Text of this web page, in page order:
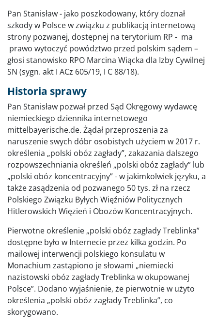
Pan Stanisław - jako poszkodowany, który doznał
szkody w Polsce w związku z publikacją internetową
strony pozwanej, dostępnej na terytorium RP - ma
prawo wytoczyć powództwo przed polskim sądem –
głosi stanowisko RPO Marcina Wiącka dla Izby Cywilnej
SN (sygn. akt I ACz 605/19, I C 88/18).
Historia sprawy
Pan Stanisław pozwał przed Sąd Okręgowy wydawcę
niemieckiego dziennika internetowego
mittelbayerische.de. Żądał przeproszenia za
naruszenie swych dóbr osobistych użyciem w 2017 r.
określenia „polski obóz zagłady”, zakazania dalszego
rozpowszechniania określeń „polski obóz zagłady” lub
„polski obóz koncentracyjny” - w jakimkolwiek języku, a
także zasądzenia od pozwanego 50 tys. zł na rzecz
Polskiego Związku Byłych Więźniów Politycznych
Hitlerowskich Więzień i Obozów Koncentracyjnych.
Pierwotne określenie „polski obóz zagłady Treblinka”
dostępne było w Internecie przez kilka godzin. Po
mailowej interwencji polskiego konsulatu w
Monachium zastąpiono je słowami „niemiecki
nazistowski obóz zagłady Treblinka w okupowanej
Polsce”. Dodano wyjaśnienie, że pierwotnie w użyto
określenia „polski obóz zagłady Treblinka”, co
skorygowano.